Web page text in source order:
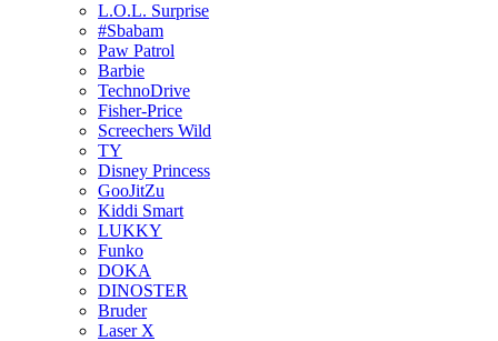
L.O.L. Surprise
#Sbabam
Paw Patrol
Barbie
TechnoDrive
Fisher-Price
Screechers Wild
TY
Disney Princess
GooJitZu
Kiddi Smart
LUKKY
Funko
DOKA
DINOSTER
Bruder
Laser X